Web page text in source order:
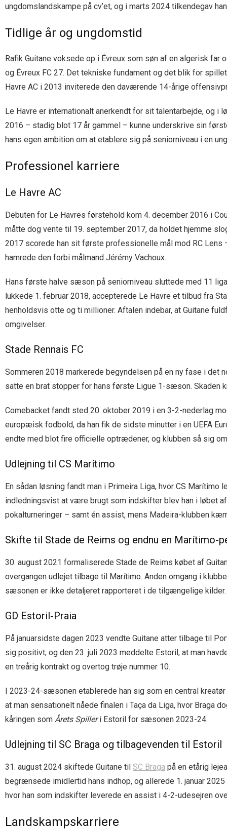
ungdomslandskampe på cv’et, og i marts 2024 tilkendegav
Tidlige år og ungdomstid
Rafik Guitane voksede op i Évreux som søn af en algerisk
og Évreux FC 27. Det tekniske fundament og det blik for
Havre AC i 2013 inviterede den daværende 14-årige
Le Havre er internationalt anerkendt for sit talentarbejde, og i
2016 – stadig blot 17 år gammel – kunne underskrive sin
hans egen ambition om at etablere sig på seniorniveau i en
Professionel karriere
Le Havre AC
Debuten for Le Havres førstehold kom 4. december 2016 i
måtte dog vente til 19. september 2017, da holdet hjemme
2017 scorede han sit første professionelle mål mod RC Lens
hamrede den forbi målmand Jérémy Vachoux.
Hans første halve sæson på seniorniveau sluttede med 11
lukkede 1. februar 2018, accepterede Le Havre et tilbud fra
henholdsvis otte og ti millioner. Aftalen indebar, at Guitane
omgivelser.
Stade Rennais FC
Sommeren 2018 markerede begyndelsen på en ny fase i det
satte en brat stopper for hans første Ligue 1-sæson.
Comebacket fandt sted 20. oktober 2019 i en 3-2-nederlag
europæisk fodbold, da han fik de sidste minutter i en UEFA
endte med blot fire officielle optrædener, og klubben så sig
Udlejning til CS Marítimo
En sådan løsning fandt man i Primeira Liga, hvor CS
indledningsvist at være brugt som indskifter blev han i løbet
pokalturneringer – samt én assist, mens Madeira-klubben
Skifte til Stade de Reims og endnu en Marítimo-
30. august 2021 formaliserede Stade de Reims købet af
overgangen udlejet tilbage til Marítimo. Anden omgang i
sæsonen er ikke detaljeret rapporteret i de tilgængelige kilder.
GD Estoril-Praia
På januarsidste dagen 2023 vendte Guitane atter tilbage til
sig positivt, og den 23. juli 2023 meddelte Estoril, at man
en treårig kontrakt og overtog trøje nummer 10.
I 2023-24-sæsonen etablerede han sig som en central
at man sensationelt nåede finalen i Taça da Liga, hvor
kåringen som Årets Spilleri Estoril for sæsonen 2023-24.
Udlejning til SC Braga og tilbagevenden til Estoril
31. august 2024 skiftede Guitane til SC Braga på en etårig
begrænsede imidlertid hans indhop, og allerede 1. januar
hvor han som indskifter leverede en assist i 4-2-udesejren
Landskampskarriere